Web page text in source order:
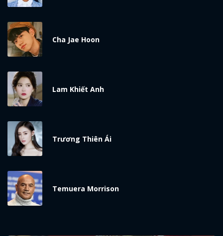
Cha Jae Hoon
Lam Khiết Anh
Trương Thiên Ái
Temuera Morrison